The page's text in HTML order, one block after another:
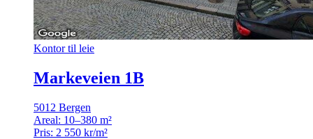
Kontor til leie
Markeveien 1B
5012 Bergen
Areal: 10–380 m²
Pris: 2 550 kr/m²